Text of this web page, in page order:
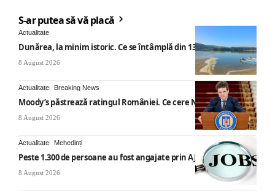
S-ar putea să vă placă
Actualitate
Dunărea, la minim istoric. Ce se întâmplă din 13 august
8 August 2026
Actualitate Breaking News
Moody’s păstrează ratingul României. Ce cere Nicușor Dan
8 August 2026
Actualitate Mehedinți
Peste 1.300 de persoane au fost angajate prin AJOFM Mehedinți
8 August 2026